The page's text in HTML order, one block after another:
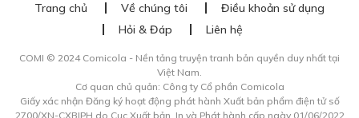
Trang chủ Về chúng tôi
Điều khoản sử dụng
Hỏi & Đáp
Liên hệ
COMI © 2024 Comicola - Nền tảng truyện tranh bản quyền duy nhất tại
Việt Nam.
Cơ quan chủ quản: Công ty Cổ phần Comicola
Giấy xác nhận Đăng ký hoạt động phát hành Xuất bản phẩm điện tử số
2700/XN-CXBIPH do Cục Xuất bản, In và Phát hành cấp ngày 01/06/2022